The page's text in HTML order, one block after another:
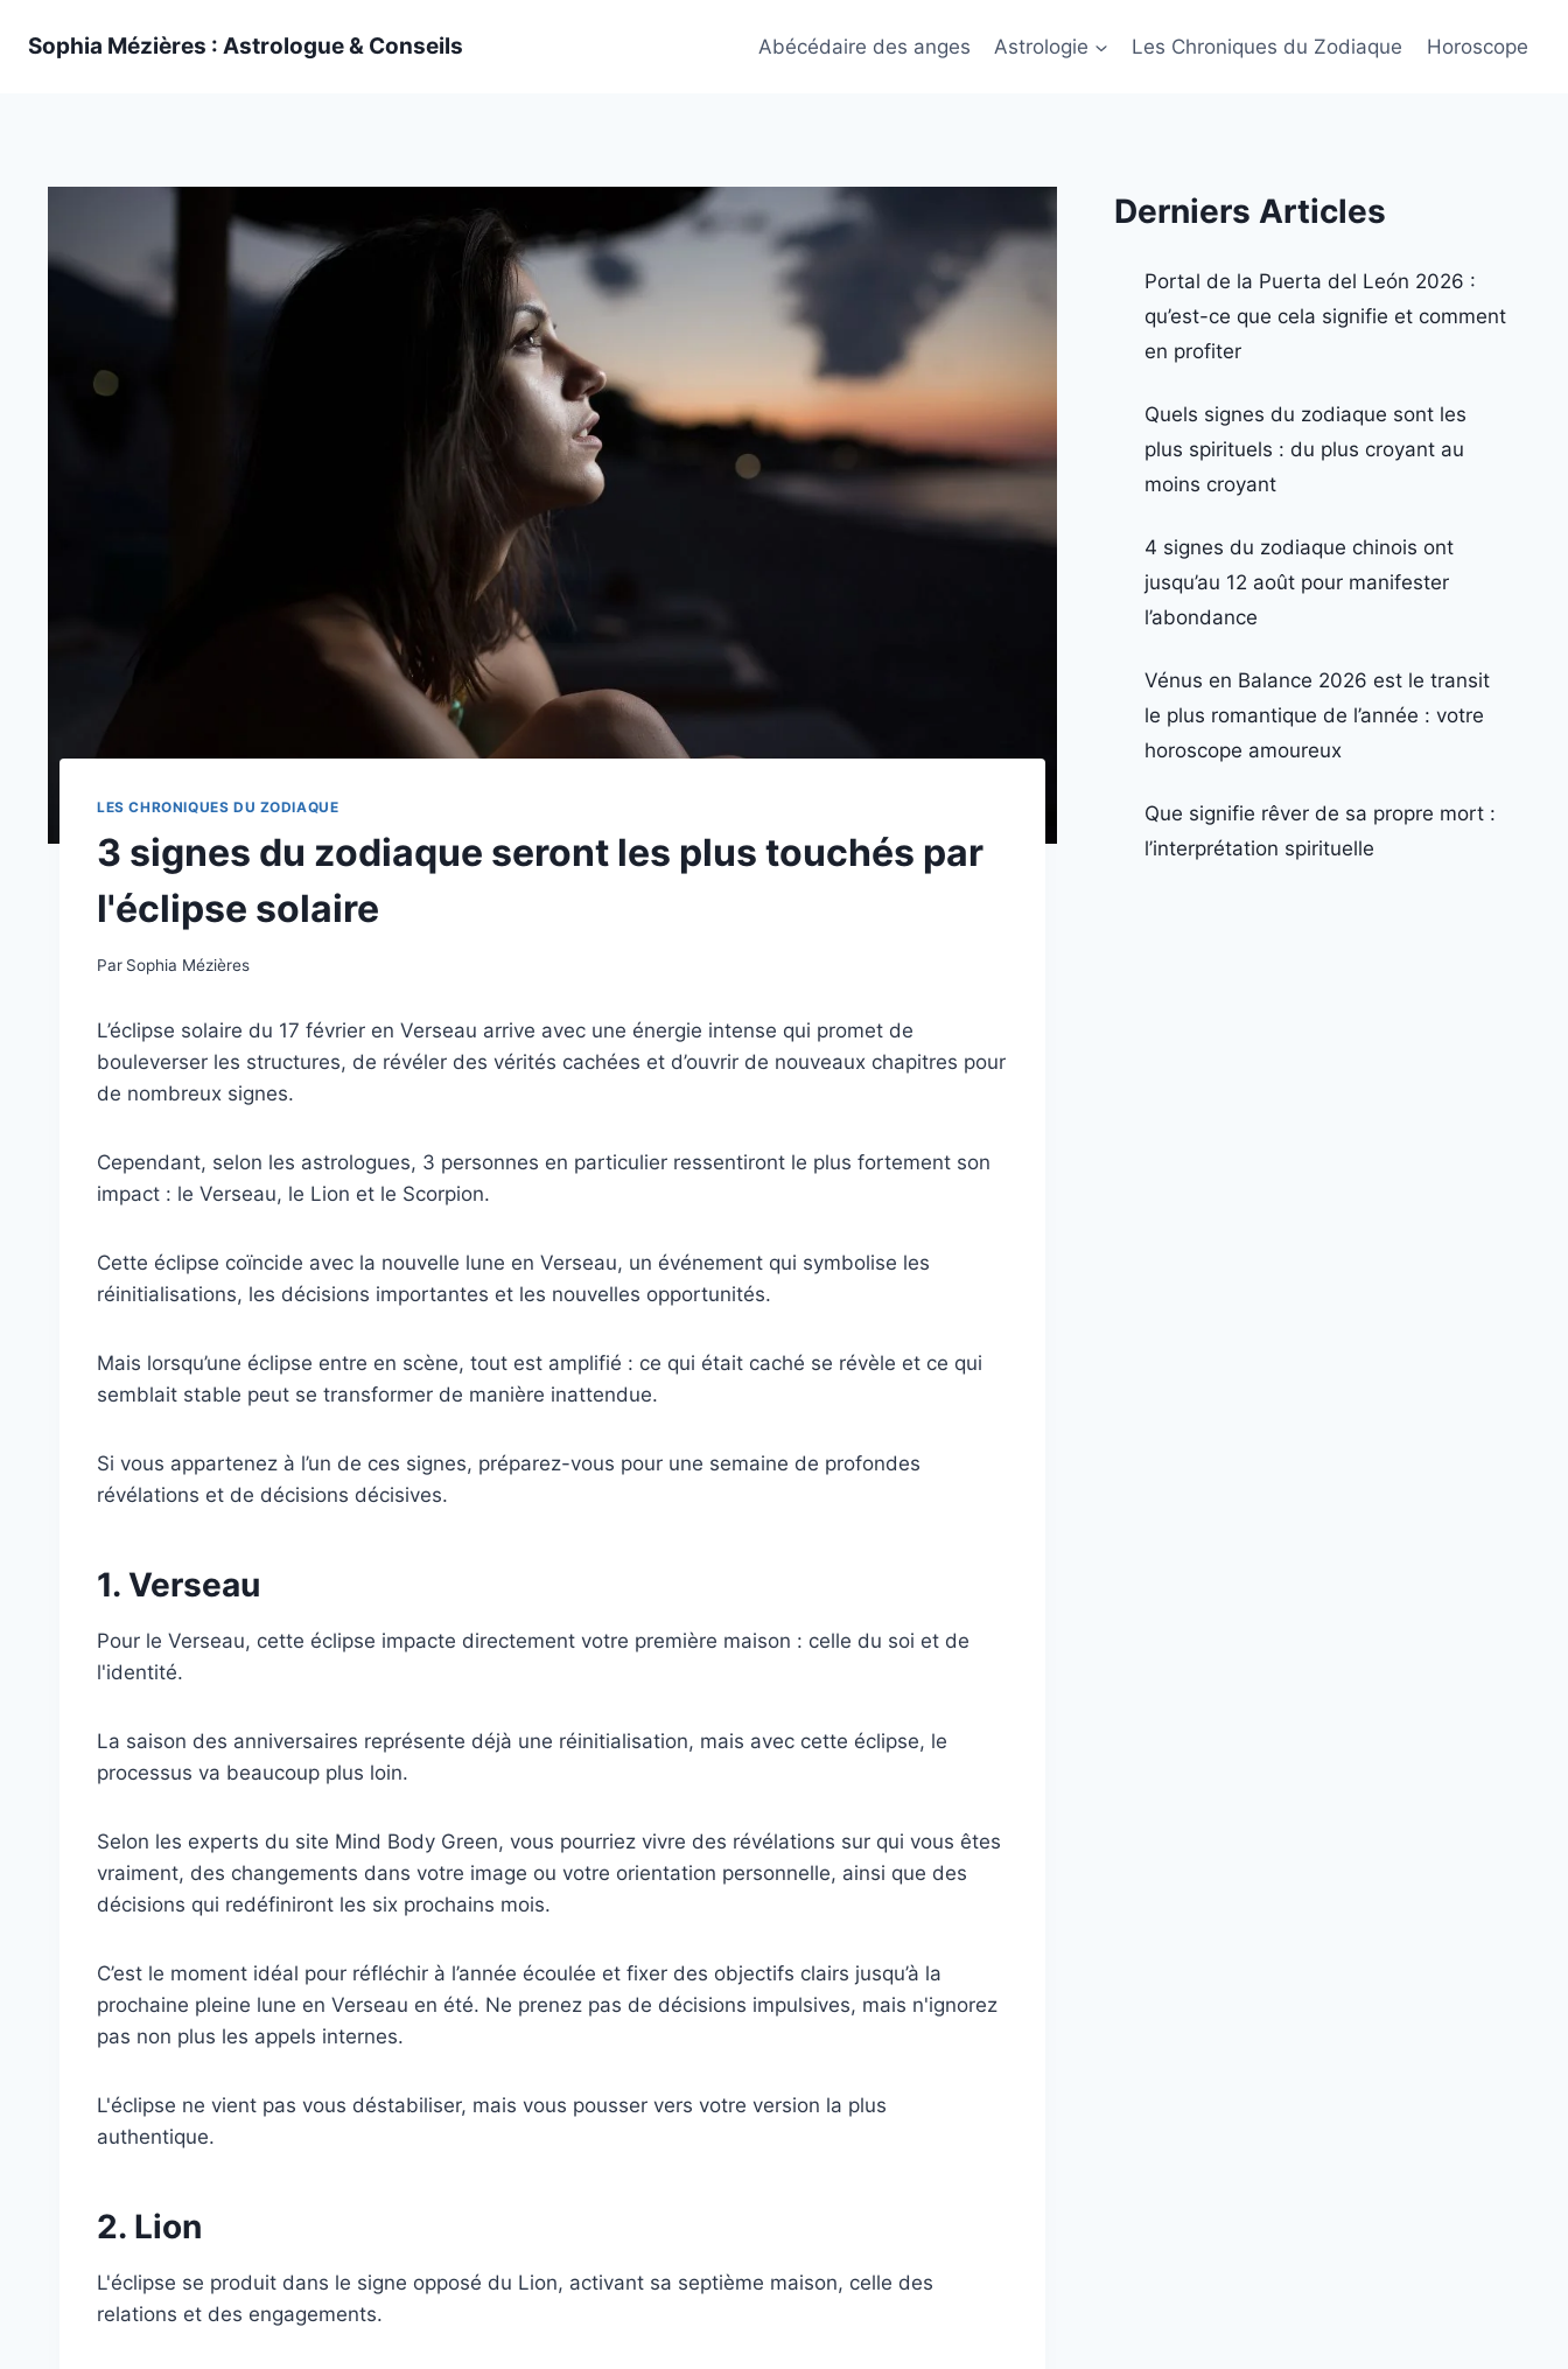
Sophia Mézières : Astrologue & Conseils Abécédaire des anges Astrologie Les Chroniques du Zodiaque Horoscope
LES CHRONIQUES DU ZODIAQUE
3 signes du zodiaque seront les plus touchés par
l'éclipse solaire
Par Sophia Mézières
L’éclipse solaire du 17 février en Verseau arrive avec une énergie intense qui promet de
bouleverser les structures, de révéler des vérités cachées et d’ouvrir de nouveaux chapitres pour
de nombreux signes.
Cependant, selon les astrologues, 3 personnes en particulier ressentiront le plus fortement son
impact : le Verseau, le Lion et le Scorpion.
Cette éclipse coïncide avec la nouvelle lune en Verseau, un événement qui symbolise les
réinitialisations, les décisions importantes et les nouvelles opportunités.
Mais lorsqu’une éclipse entre en scène, tout est amplifié : ce qui était caché se révèle et ce qui
semblait stable peut se transformer de manière inattendue.
Si vous appartenez à l’un de ces signes, préparez-vous pour une semaine de profondes
révélations et de décisions décisives.
1. Verseau
Pour le Verseau, cette éclipse impacte directement votre première maison : celle du soi et de
l'identité.
La saison des anniversaires représente déjà une réinitialisation, mais avec cette éclipse, le
processus va beaucoup plus loin.
Selon les experts du site Mind Body Green, vous pourriez vivre des révélations sur qui vous êtes
vraiment, des changements dans votre image ou votre orientation personnelle, ainsi que des
décisions qui redéfiniront les six prochains mois.
C’est le moment idéal pour réfléchir à l’année écoulée et fixer des objectifs clairs jusqu’à la
prochaine pleine lune en Verseau en été. Ne prenez pas de décisions impulsives, mais n'ignorez
pas non plus les appels internes.
L'éclipse ne vient pas vous déstabiliser, mais vous pousser vers votre version la plus
authentique.
2. Lion
L'éclipse se produit dans le signe opposé du Lion, activant sa septième maison, celle des
relations et des engagements.
Derniers Articles
Portal de la Puerta del León 2026 :
qu’est-ce que cela signifie et comment
en profiter
Quels signes du zodiaque sont les
plus spirituels : du plus croyant au
moins croyant
4 signes du zodiaque chinois ont
jusqu’au 12 août pour manifester
l’abondance
Vénus en Balance 2026 est le transit
le plus romantique de l’année : votre
horoscope amoureux
Que signifie rêver de sa propre mort :
l’interprétation spirituelle